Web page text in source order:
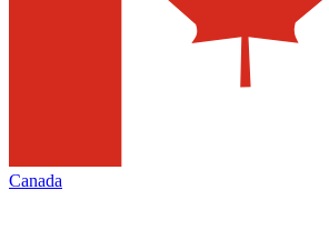
Canada